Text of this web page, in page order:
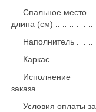
Спальное место
длина (см)
Наполнитель
Каркас
Исполнение
заказа
Условия оплаты за